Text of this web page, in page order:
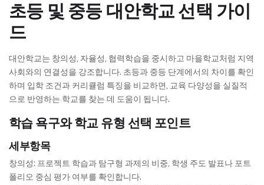
초등 및 중등 대안학교 선택 가이
드
대안학교는 창의성, 자율성, 협력학습을 중시하고 마을학교처럼 지역
사회와의 연결성을 강조합니다. 초등과 중등 단계에서의 차이를 확인
하며 입학 조건과 커리큘럼 특징을 비교하면, 교육 다양성을 실질적
으로 반영하는 학교를 찾는 데 도움이 됩니다.
학습 욕구와 학교 유형 선택 포인트
세부항목
창의성: 프로젝트 학습과 탐구형 과제의 비중, 학생 주도 발표나 포트
폴리오 중심 평가 여부를 확인합니다.